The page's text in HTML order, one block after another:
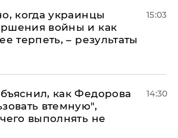
когда украинцы
войны и как
терпеть, – результаты
15:03
как Федорова
втемную",
выполнять не
14:30